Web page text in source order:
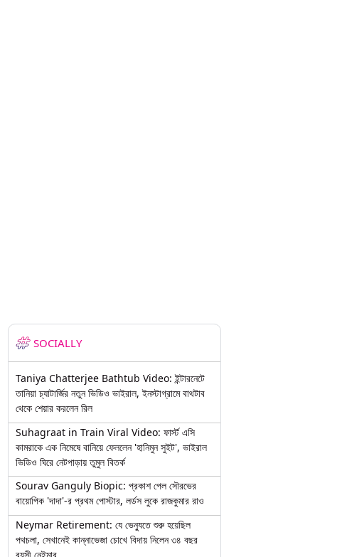
SOCIALLY
Taniya Chatterjee Bathtub Video: ইন্টারনেটে
তানিয়া চ্যাটার্জির নতুন ভিডিও ভাইরাল, ইনস্টাগ্রামে বাথটাব
থেকে শেয়ার করলেন রিল
Suhagraat in Train Viral Video: ফার্স্ট এসি
কামরাকে এক নিমেষে বানিয়ে ফেললেন 'হানিমুন সুইট', ভাইরাল
ভিডিও ঘিরে নেটপাড়ায় তুমুল বিতর্ক
Sourav Ganguly Biopic: প্রকাশ পেল সৌরভের
বায়োপিক 'দাদা'-র প্রথম পোস্টার, লর্ডস লুকে রাজকুমার রাও
Neymar Retirement: যে ভেন্যুতে শুরু হয়েছিল
পথচলা, সেখানেই কান্নাভেজা চোখে বিদায় নিলেন ৩৪ বছর
বয়সী নেইমার